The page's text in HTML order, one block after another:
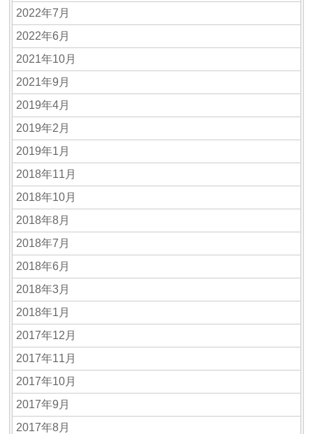
2022年7月
2022年6月
2021年10月
2021年9月
2019年4月
2019年2月
2019年1月
2018年11月
2018年10月
2018年8月
2018年7月
2018年6月
2018年3月
2018年1月
2017年12月
2017年11月
2017年10月
2017年9月
2017年8月